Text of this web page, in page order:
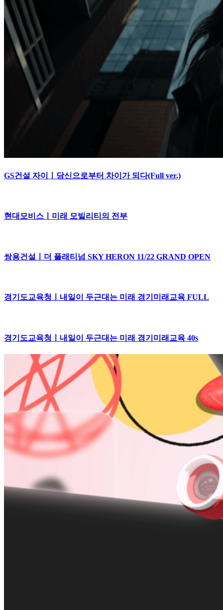
GS건설 자이ㅣ당신으로부터 차이가 되다(Full ver.)
현대모비스ㅣ미래 모빌리티의 전부
쌍용건설ㅣ더 플래티넘 SKY HERON 11/22 GRAND OPEN
경기도교육청ㅣ내일이 두근대는 미래 경기미래교육 FULL
경기도교육청ㅣ내일이 두근대는 미래 경기미래교육 40s